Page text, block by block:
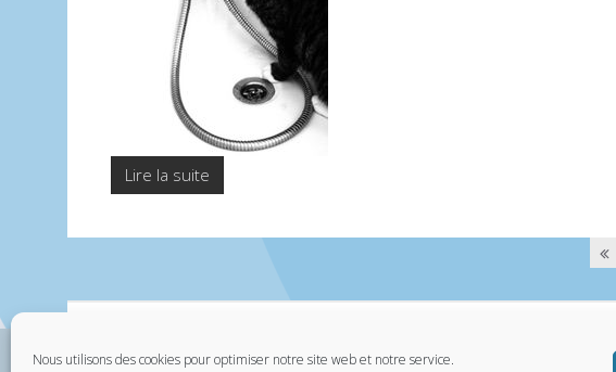
Nous utilisons des cookies pour optimiser notre site web et notre service.
Lire la suite
Contactez-nous Mentions légales